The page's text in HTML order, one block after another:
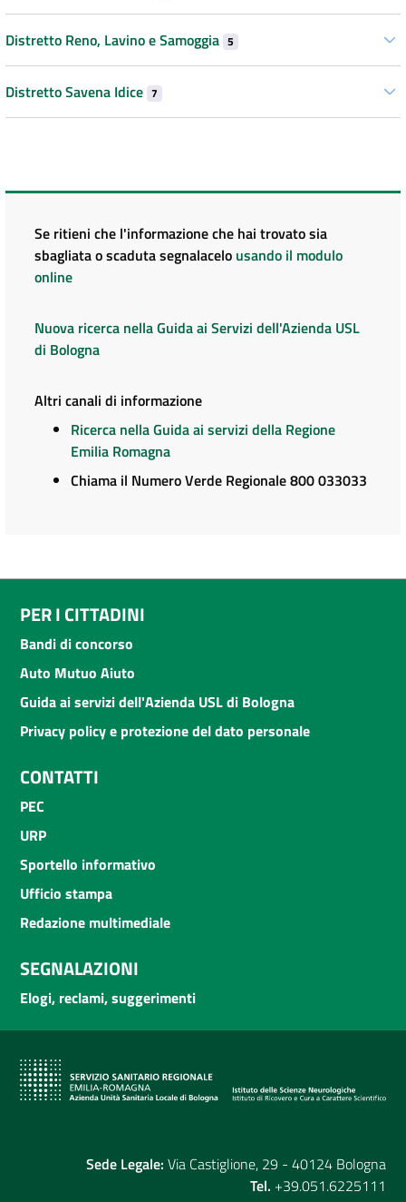
Distretto Reno, Lavino e Samoggia 5
Distretto Savena Idice 7
Se ritieni che l'informazione che hai trovato sia
sbagliata o scaduta segnalacelo usando il modulo
online
Nuova ricerca nella Guida ai Servizi dell'Azienda USL
di Bologna
Altri canali di informazione
Ricerca nella Guida ai servizi della Regione
Emilia Romagna
Chiama il Numero Verde Regionale 800 033033
PER I CITTADINI
Bandi di concorso
Auto Mutuo Aiuto
Guida ai servizi dell'Azienda USL di Bologna
Privacy policy e protezione del dato personale
CONTATTI
PEC
URP
Sportello informativo
Ufficio stampa
Redazione multimediale
SEGNALAZIONI
Elogi, reclami, suggerimenti
Sede Legale: Via Castiglione, 29 - 40124 Bologna
Tel. +39.051.6225111